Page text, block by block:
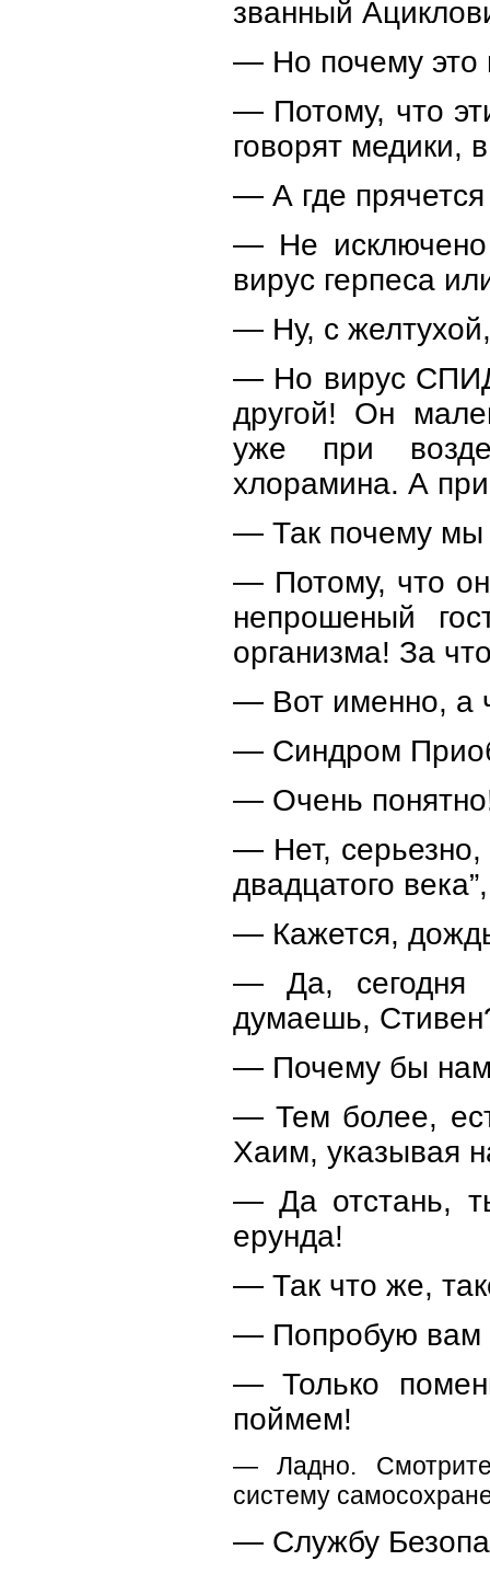
званный
— Но почему это
— Потому, что
говорят медики,
— А где
— Не
вирус герпеса
— Ну, с
— Но вирус
другой! Он
уже при
хлорамина. А при
— Так почему
— Потому, что
непрошеный
организма! За
— Вот именно, а
— Синдром
— Очень
— Нет, серьезно,
двадцатого
— Кажется,
— Да, сегодня
думаешь,
— Почему бы нам
— Тем более,
Хаим, указывая
— Да отстань,
ерунда!
— Так что же,
— Попробую вам
— Только
поймем!
— Ладно.
систему
— Службу